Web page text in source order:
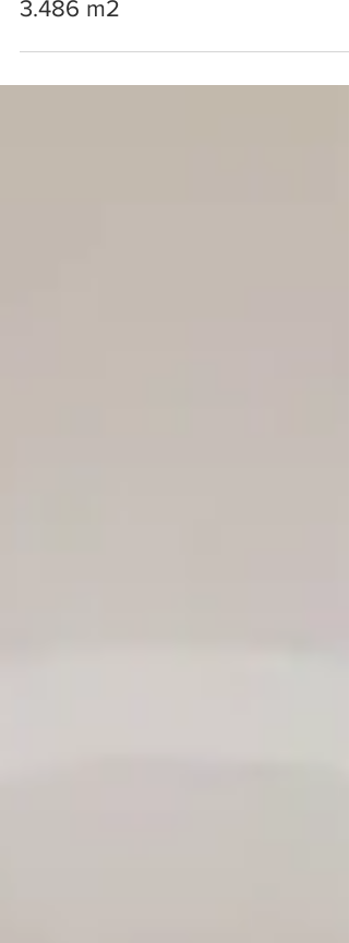
Metro do Sr. Roubado com
3.486 m2